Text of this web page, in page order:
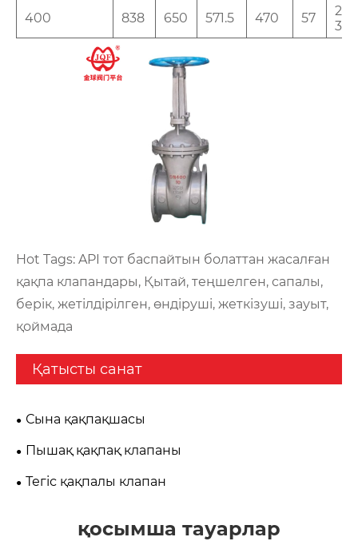
400 838 650 571.5 470 57
20-
32
Hot Tags: API тот баспайтын болаттан жасалған
қақпа клапандары, Қытай, теңшелген, сапалы,
берік, жетілдірілген, өндіруші, жеткізуші, зауыт,
қоймада
Қатысты санат
Сына қақпақшасы
Пышақ қақпақ клапаны
Тегіс қақпалы клапан
қосымша тауарлар